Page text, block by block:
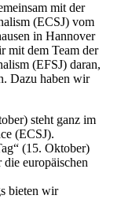
mit der
(ECSJ) vom
in Hannover
mit dem Team der
(EFSJ) daran,
Dazu haben wir
) steht ganz im
(ECSJ).
(15. Oktober)
europäischen
bieten wir